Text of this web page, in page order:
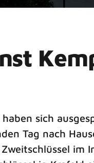
sich
Tag nach
im